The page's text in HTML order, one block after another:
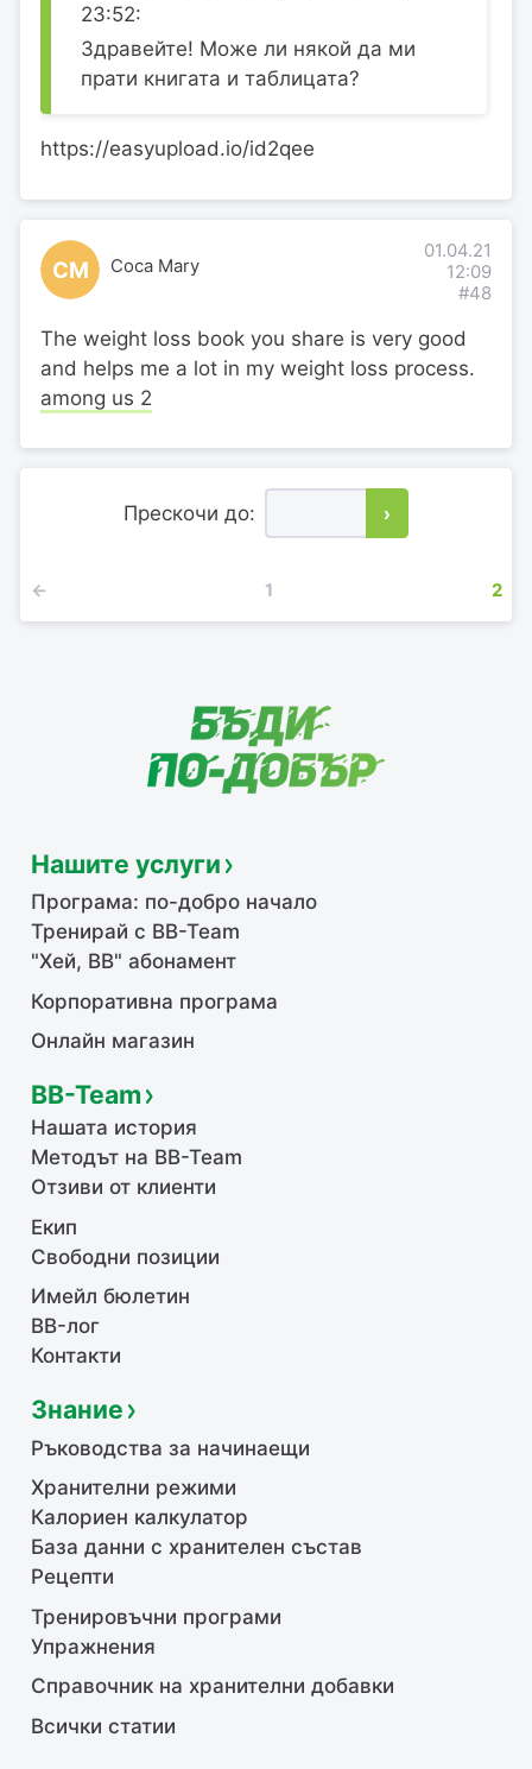
23:52:
Здравейте! Може ли някой да ми
прати книгата и таблицата?
https://easyupload.io/id2qee
CM Coca Mary
01.04.21
12:09
#48
The weight loss book you share is very good
and helps me a lot in my weight loss process.
among us 2
Прескочи до: ›
← 1 2
Нашите услуги
Програма: по-добро начало
Тренирай с BB-Team
"Хей, ВВ" абонамент
Корпоративна програма
Онлайн магазин
BB-Team
Нашата история
Методът на BB-Team
Отзиви от клиенти
Екип
Свободни позиции
Имейл бюлетин
BB-лог
Контакти
Знание
Ръководства за начинаещи
Хранителни режими
Калориен калкулатор
База данни с хранителен състав
Рецепти
Тренировъчни програми
Упражнения
Справочник на хранителни добавки
Всички статии